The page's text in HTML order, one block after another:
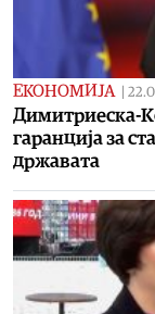
ЕКОНОМИЈА |
Димитриеска-
гаранција за
државата